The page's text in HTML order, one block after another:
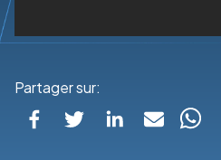
Partager sur: